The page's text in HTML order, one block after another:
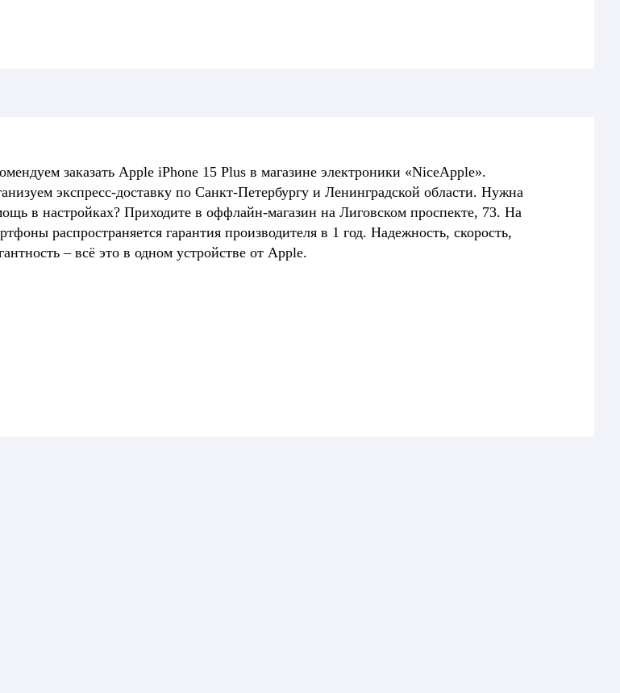
заказать Apple iPhone 15 Plus в магазине электроники «NiceApple».
экспресс-доставку по Санкт-Петербургу и Ленинградской области. Нужна
в настройках? Приходите в оффлайн-магазин на Лиговском проспекте, 73. На
распространяется гарантия производителя в 1 год. Надежность, скорость,
– всё это в одном устройстве от Apple.